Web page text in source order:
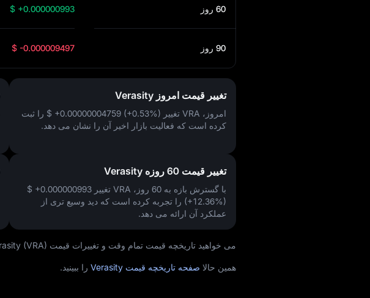
60 روز $ +0.000000993
90 روز $ -0.000009497
تغییر قیمت امروز Verasity
امروز، VRA تغییر $ +0.00000004759 (+0.53%) را ثبت
کرده است که فعالیت بازار اخیر آن را نشان می‌ دهد.
تغییر قیمت 60 روزه Verasity
با گسترش بازه به 60 روز، VRA تغییر
$ +0.000000993
(+12.36%) را تجربه کرده است که دید وسیع‌ تری از
عملکرد آن ارائه می‌ دهد.
می‌ خواهید تاریخچه قیمت تمام‌ وقت و تغییرات قیمت Verasity (VRA) را تجربه کنید؟
همین حالا صفحه تاریخچه قیمت Verasity را ببینید.